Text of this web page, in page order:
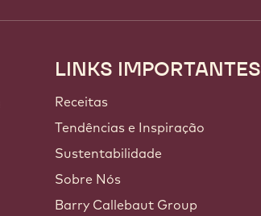
Footer
Callebaut
LINKS IMPORTANTES
Receitas
Tendências e Inspiração
Sustentabilidade
Sobre Nós
Barry Callebaut Group